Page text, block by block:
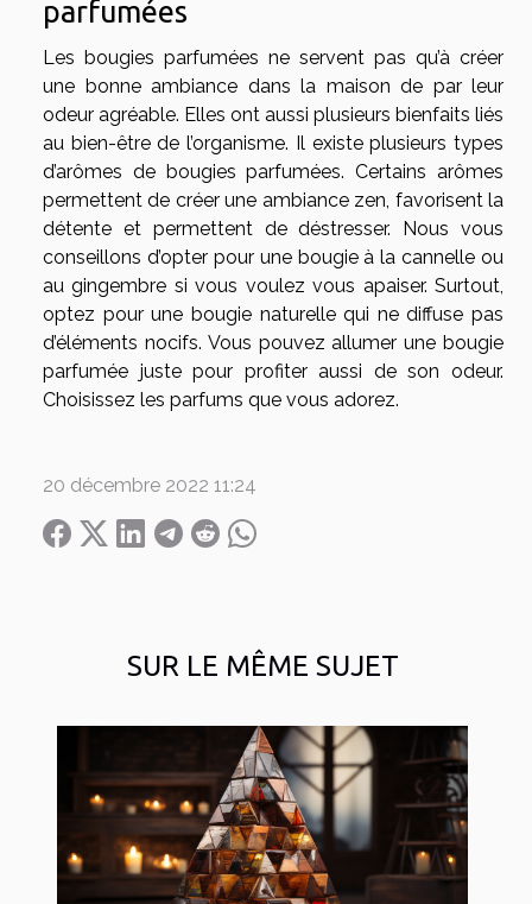
SUR LE MÊME SUJET
parfumées
Les bougies parfumées ne servent pas qu’à créer
une bonne ambiance dans la maison de par leur
odeur agréable. Elles ont aussi plusieurs bienfaits liés
au bien-être de l’organisme. Il existe plusieurs types
d’arômes de bougies parfumées. Certains arômes
permettent de créer une ambiance zen, favorisent la
détente et permettent de déstresser. Nous vous
conseillons d’opter pour une bougie à la cannelle ou
au gingembre si vous voulez vous apaiser. Surtout,
optez pour une bougie naturelle qui ne diffuse pas
d’éléments nocifs. Vous pouvez allumer une bougie
parfumée juste pour profiter aussi de son odeur.
Choisissez les parfums que vous adorez.
20 décembre 2022 11:24